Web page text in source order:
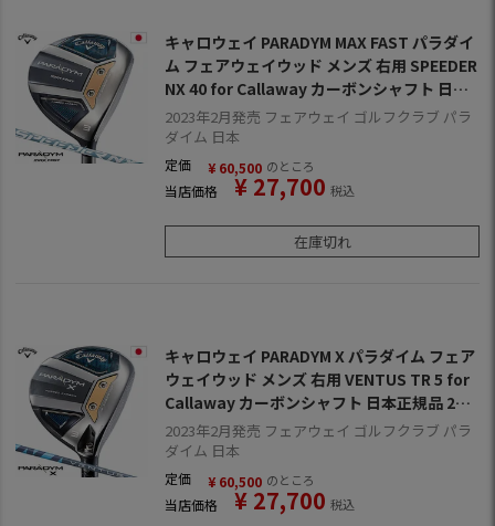
キャロウェイ PARADYM MAX FAST パラダイ
ム フェアウェイウッド メンズ 右用 SPEEDER
NX 40 for Callaway カーボンシャフト 日本
正規品 2023年モデル パラダイムMD
2023年2月発売 フェアウェイ ゴルフクラブ パラ
ダイム 日本
定価 ¥ 60,500 のところ
当店価格 ¥ 27,700 税込
在庫切れ
キャロウェイ PARADYM X パラダイム フェア
ウェイウッド メンズ 右用 VENTUS TR 5 for
Callaway カーボンシャフト 日本正規品 202
3年モデル パラダイムMD
2023年2月発売 フェアウェイ ゴルフクラブ パラ
ダイム 日本
定価 ¥ 60,500 のところ
当店価格 ¥ 27,700 税込